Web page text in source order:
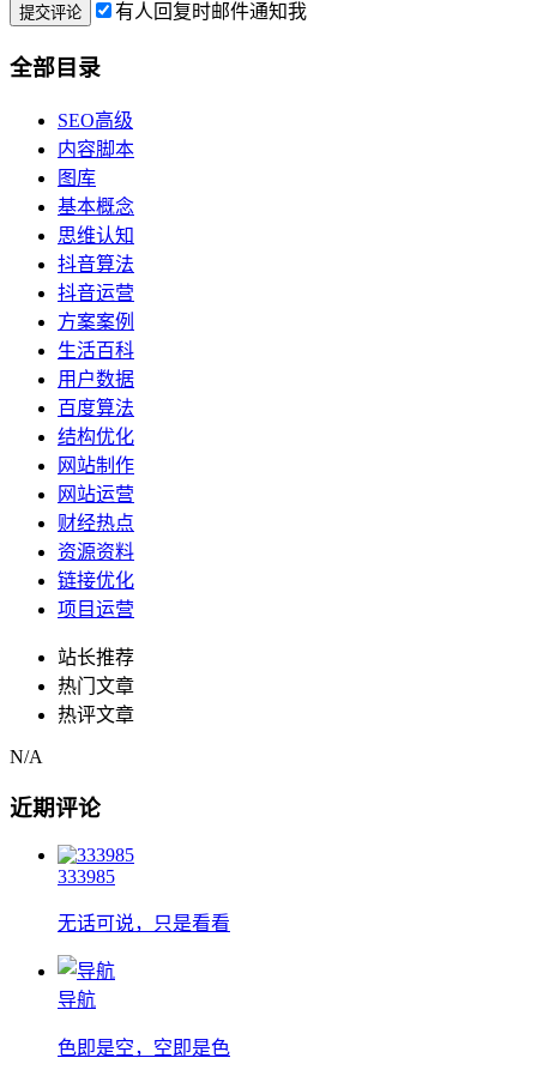
有人回复时邮件通知我
全部目录
SEO高级
内容脚本
图库
基本概念
思维认知
抖音算法
抖音运营
方案案例
生活百科
用户数据
百度算法
结构优化
网站制作
网站运营
财经热点
资源资料
链接优化
项目运营
站长推荐
热门文章
热评文章
N/A
近期评论
333985
无话可说，只是看看
导航
色即是空，空即是色